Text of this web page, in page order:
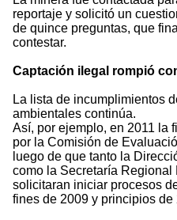
reportaje y solicitó un
de quince preguntas, que
contestar.
Captación ilegal rompió
La lista de incumplimientos
ambientales continúa.
Así, por ejemplo, en 2011 la
por la Comisión de
luego de que tanto la
como la Secretaría Regional
solicitaran iniciar procesos
fines de 2009 y principios de